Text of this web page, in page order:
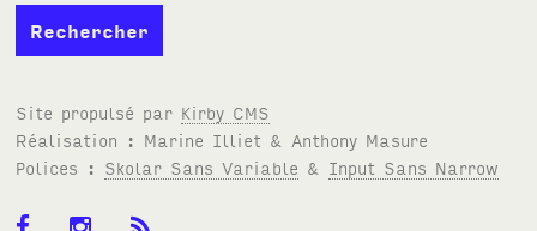
Site propulsé par Kirby CMS
Réalisation : Marine Illiet & Anthony Masure
Polices : Skolar Sans Variable & Input Sans Narrow